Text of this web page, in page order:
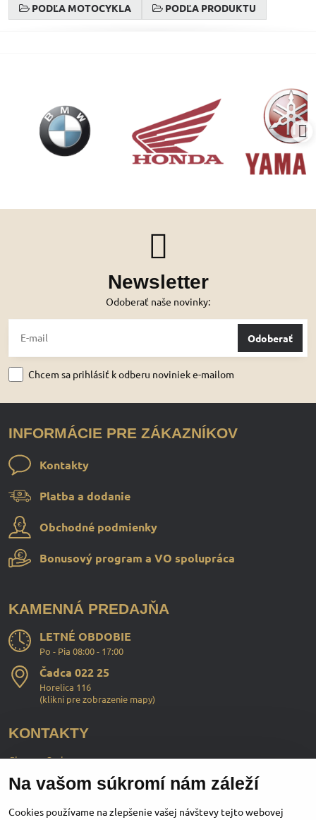
PODĽA MOTOCYKLA
PODĽA PRODUKTU
Newsletter
Odoberať naše novinky:
Odoberať
Chcem sa prihlásiť k odberu noviniek e-mailom
INFORMÁCIE PRE ZÁKAZNÍKOV
Kontakty
Platba a dodanie
Obchodné podmienky
Bonusový program a VO spolupráca
KAMENNÁ PREDAJŇA
LETNÉ OBDOBIE
Po - Pia 08:00 - 17:00
Čadca 022 25
Horelica 116
(klikni pre zobrazenie mapy)
KONTAKTY
ChopperStyle s.r.o.
Ing. Martin Murčo
+421 911 364 555
Na vašom súkromí nám záleží
Cookies používame na zlepšenie vašej návštevy tejto webovej